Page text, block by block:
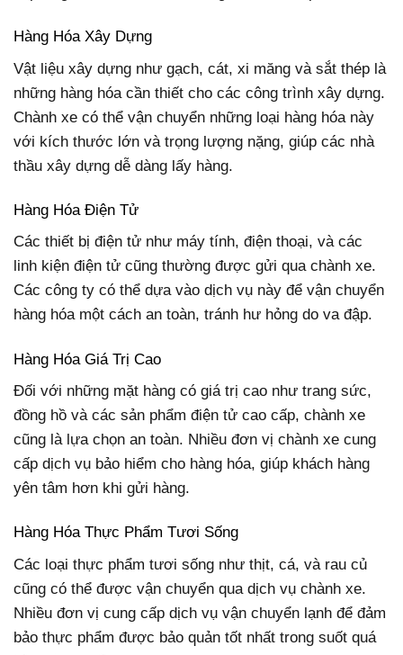
Hàng Hóa Xây Dựng
Vật liệu xây dựng như gạch, cát, xi măng và sắt thép là
những hàng hóa cần thiết cho các công trình xây dựng.
Chành xe có thể vận chuyển những loại hàng hóa này
với kích thước lớn và trọng lượng nặng, giúp các nhà
thầu xây dựng dễ dàng lấy hàng.
Hàng Hóa Điện Tử
Các thiết bị điện tử như máy tính, điện thoại, và các
linh kiện điện tử cũng thường được gửi qua chành xe.
Các công ty có thể dựa vào dịch vụ này để vận chuyển
hàng hóa một cách an toàn, tránh hư hỏng do va đập.
Hàng Hóa Giá Trị Cao
Đối với những mặt hàng có giá trị cao như trang sức,
đồng hồ và các sản phẩm điện tử cao cấp, chành xe
cũng là lựa chọn an toàn. Nhiều đơn vị chành xe cung
cấp dịch vụ bảo hiểm cho hàng hóa, giúp khách hàng
yên tâm hơn khi gửi hàng.
Hàng Hóa Thực Phẩm Tươi Sống
Các loại thực phẩm tươi sống như thịt, cá, và rau củ
cũng có thể được vận chuyển qua dịch vụ chành xe.
Nhiều đơn vị cung cấp dịch vụ vận chuyển lạnh để đảm
bảo thực phẩm được bảo quản tốt nhất trong suốt quá